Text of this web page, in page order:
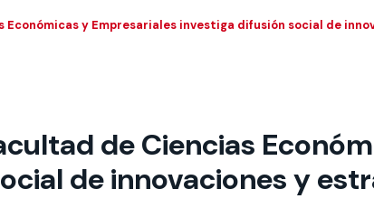
Económicas y Empresariales investiga difusión social de
de Ciencias
de innovaciones y